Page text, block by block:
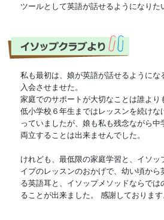
ツールとして英語が話せるようになりた
私も最初は、娘が英語が話せるようにな
入会させませた。
家庭でのサポートが大切なことは誰よ
低小学校６年生まではレッスンを続け
っていましたが、娘も私も残念ながら
両立することは出来ませんでした。
けれども、最低限の家庭学習と、イソッ
イプのレッスンのおかげで、幼い頃から
る英語耳と、イソップメソッドならでは
ることが出来ました。 感謝しております